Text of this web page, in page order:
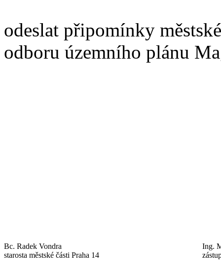
odeslat připomínky
odboru územního plánu
Bc. Radek Vondra
starosta městské části Praha 14
Ing.